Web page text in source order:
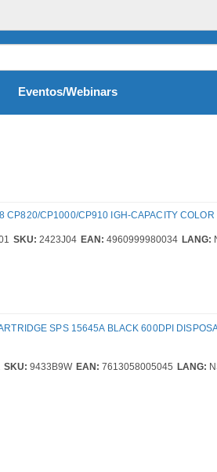
Eventos/Webinars
CP820/CP1000/CP910 IGH-CAPACITY COLOR
SKU: 2423J04 EAN: 4960999980034 LANG:
SPS 15645A BLACK 600DPI
SKU: 9433B9W EAN: 7613058005045 LANG: